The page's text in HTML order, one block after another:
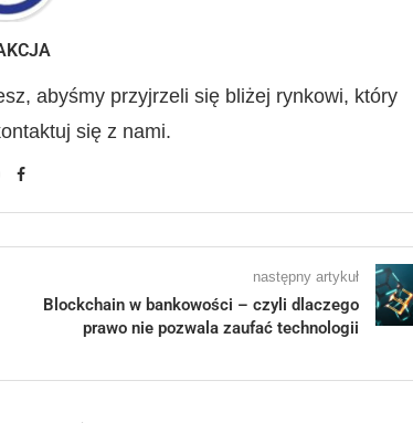
abyśmy przyjrzeli się bliżej rynkowi, który
się z nami.
następny artykuł
Blockchain w bankowości – czyli dlaczego
prawo nie pozwala zaufać technologii